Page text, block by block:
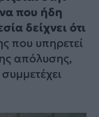
που ήδη
δείχνει ότι
που υπηρετεί
απόλυσης,